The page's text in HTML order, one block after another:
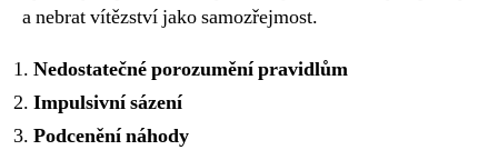
a nebrat vítězství jako samozřejmost.
Nedostatečné porozumění pravidlům
Impulsivní sázení
Podcenění náhody